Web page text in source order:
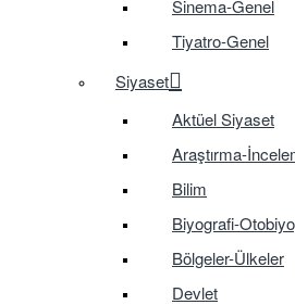
Sinema-Genel
Tiyatro-Genel
Siyaset
Aktüel Siyaset
Araştırma-
Bilim
Biyografi-
Bölgeler-Ülkeler
Devlet